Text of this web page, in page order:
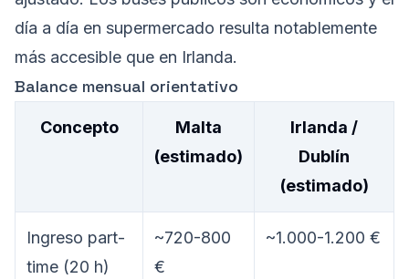
día a día en supermercado resulta notablemente
más accesible que en Irlanda.
Balance mensual orientativo
Concepto
Malta
(estimado)
Irlanda /
Dublín
(estimado)
Ingreso part-
time (20 h)
~720-800
€
~1.000-1.200 €